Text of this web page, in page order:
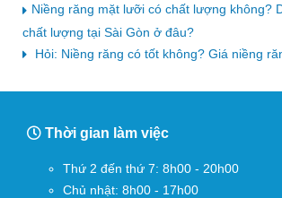
Niềng răng mặt lưỡi có chất lượng không?
chất lượng tại Sài Gòn ở đâu?
Hỏi: Niềng răng có tốt không? Giá niềng
Thời gian làm việc
Thứ 2 đến thứ 7: 8h00 - 20h00
Chủ nhật: 8h00 - 17h00